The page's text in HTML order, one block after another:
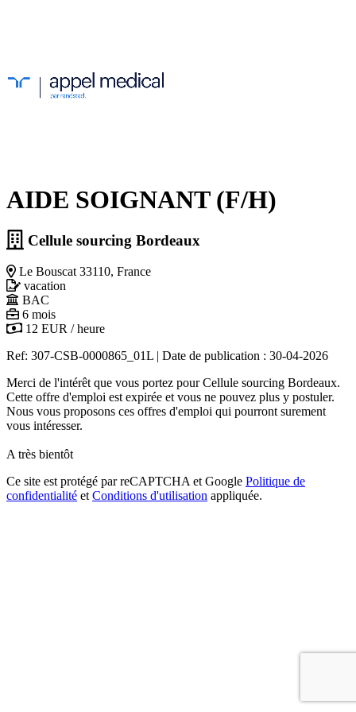
AIDE SOIGNANT (F/H)
Cellule sourcing Bordeaux
Le Bouscat 33110, France
vacation
BAC
6 mois
12 EUR / heure
Ref: 307-CSB-0000865_01L | Date de publication : 30-04-2026
Merci de l'intérêt que vous portez pour Cellule sourcing Bordeaux.
Cette offre d'emploi est expirée et vous ne pouvez plus y postuler.
Nous vous proposons ces offres d'emploi qui pourront surement
vous intéresser.
A très bientôt
Ce site est protégé par reCAPTCHA et Google Politique de
confidentialité et Conditions d'utilisation appliquée.